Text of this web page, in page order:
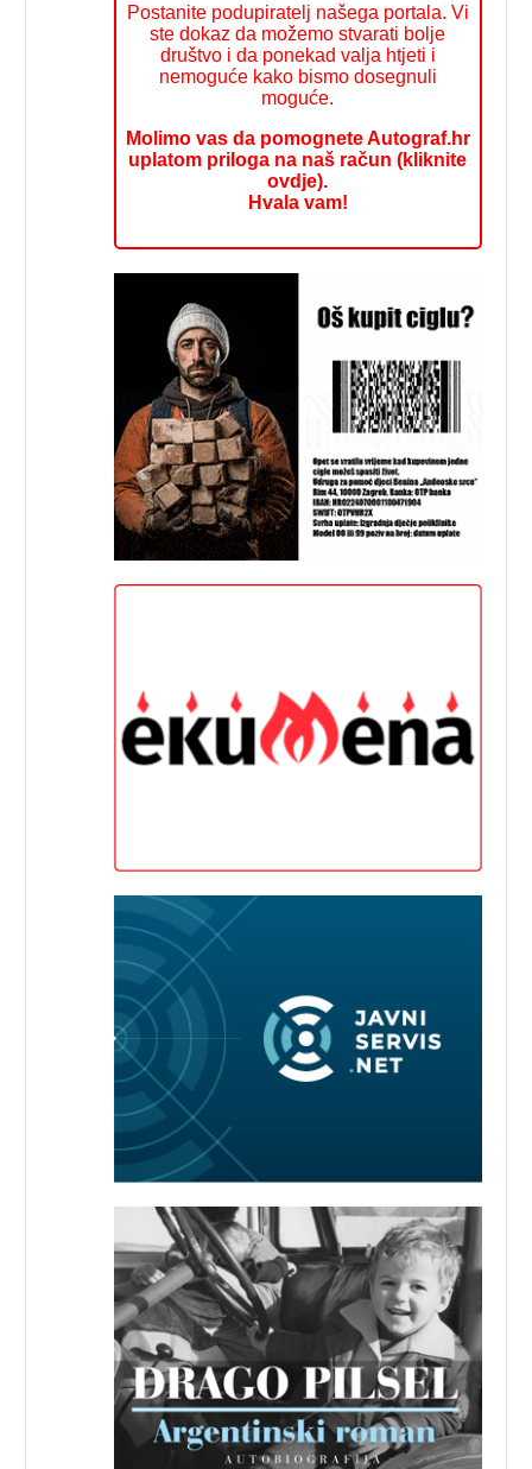
Postanite podupiratelj našega portala. Vi
ste dokaz da možemo stvarati bolje
društvo i da ponekad valja htjeti i
nemoguće kako bismo dosegnuli
moguće.
Molimo vas da pomognete Autograf.hr
uplatom priloga na naš račun (kliknite
ovdje).
Hvala vam!